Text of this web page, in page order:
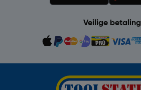
Veilige betaling